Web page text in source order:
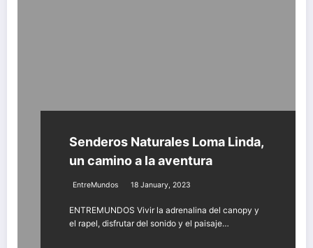
Senderos Naturales Loma Linda,
un camino a la aventura
EntreMundos 18 January, 2023
ENTREMUNDOS Vivir la adrenalina del canopy y
el rapel, disfrutar del sonido y el paisaje…